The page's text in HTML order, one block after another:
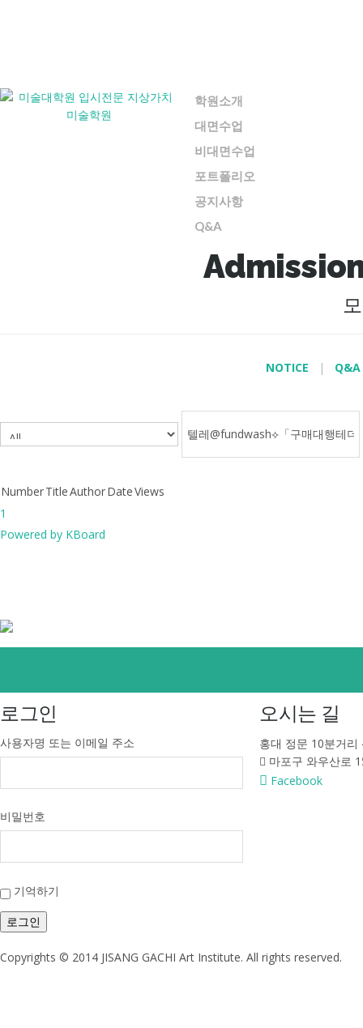
학원소개
대면수업
비대면수업
포트폴리오
공지사항
Q&A
NOTICE | Q&A
NumberTitleAuthorDateViews
1
Powered by KBoard
로그인
사용자명 또는 이메일 주소
비밀번호
기억하기
로그인
오시는 길
홍대 정문 10분거리
마포구 와우산로
Facebook
Copyrights © 2014 JISANG GACHI Art Institute. All rights reserved.